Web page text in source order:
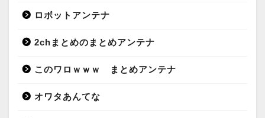
ロボットアンテナ
2chまとめのまとめアンテナ
このワロｗｗｗ まとめアンテナ
オワタあんてな